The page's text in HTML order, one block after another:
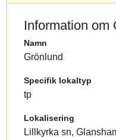
Information om
Namn
Grönlund
Specifik lokaltyp
tp
Lokalisering
Lillkyrka sn,